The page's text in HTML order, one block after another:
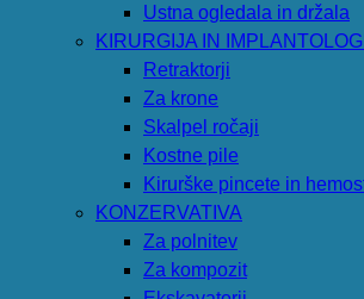
Ustna ogledala in držala
KIRURGIJA IN
Retraktorji
Za krone
Skalpel ročaji
Kostne pile
Kirurške pincete in
KONZERVATIVA
Za polnitev
Za kompozit